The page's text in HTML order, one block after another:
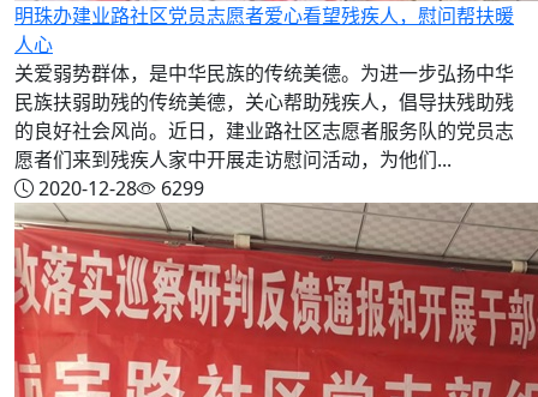
明珠办建业路社区党员志愿者爱心看望残疾人，慰问帮扶暖
人心
关爱弱势群体，是中华民族的传统美德。为进一步弘扬中华
民族扶弱助残的传统美德，关心帮助残疾人，倡导扶残助残
的良好社会风尚。近日，建业路社区志愿者服务队的党员志
愿者们来到残疾人家中开展走访慰问活动，为他们...
2020-12-28
6299